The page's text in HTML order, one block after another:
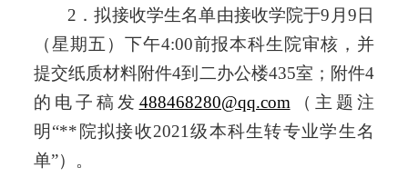
2．拟接收学生名单由接收学院于9月 9 日
（星期五）下午4:00前报本科生院审核，并
提交纸质材料附件4到 二办公楼435室 ；附件4
的电子稿发 488468280@qq.com （主题注
明 “**院拟接收2021 级本科生转专业学生名
单”）。